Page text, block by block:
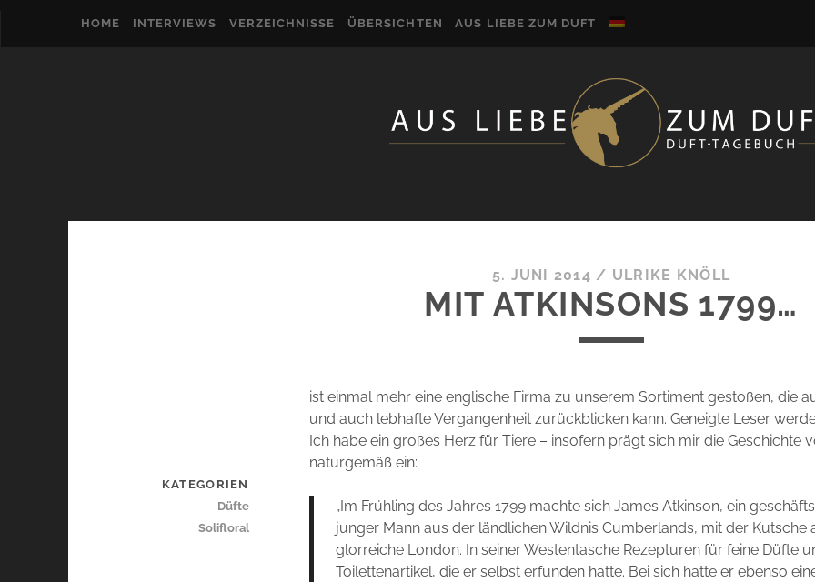
HOME INTERVIEWS VERZEICHNISSE ÜBERSICHTEN AUS LIEBE ZUM DUFT
5. JUNI 2014 / ULRIKE KNÖLL
MIT ATKINSONS 1799…
ist einmal mehr eine englische Firma zu unserem Sortiment gestoßen, die
und auch lebhafte Vergangenheit zurückblicken kann. Geneigte Leser
Ich habe ein großes Herz für Tiere – insofern prägt sich mir die Geschichte
naturgemäß ein:
„Im Frühling des Jahres 1799 machte sich James Atkinson, ein
junger Mann aus der ländlichen Wildnis Cumberlands, mit der Kutsche
glorreiche London. In seiner Westentasche Rezepturen für feine Düfte
Toilettenartikel, die er selbst erfunden hatte. Bei sich hatte er ebenso
KATEGORIEN
Düfte
Solifloral